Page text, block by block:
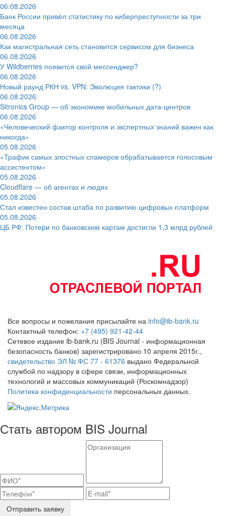
06.08.2026
Банк России привёл статистику по киберпреступности за три
месяца
06.08.2026
Как магистральная сеть становится сервисом для бизнеса
06.08.2026
У Wildberries появится свой мессенджер?
06.08.2026
Новый раунд РКН vs. VPN: Эволюция тактики (?)
06.08.2026
Sitronics Group — об экономике мобильных дата-центров
06.08.2026
«Человеческий фактор контроля и экспертных знаний важен как
никогда»
05.08.2026
«Трафик самых злостных спамеров обрабатывается голосовым
ассистентом»
05.08.2026
Cloudflare — об агентах и людях
05.08.2026
Стал известен состав штаба по развитию цифровых платформ
05.08.2026
ЦБ РФ: Потери по банковским картам достигли 1,3 млрд рублей
Все вопросы и пожелания присылайте на info@ib-bank.ru
Контактный телефон: +7 (495) 921-42-44
Сетевое издание ib-bank.ru (BIS Journal - информационная
безопасность банков) зарегистрировано 10 апреля 2015г.,
свидетельство ЭЛ № ФС 77 - 61376 выдано Федеральной
службой по надзору в сфере связи, информационных
технологий и массовых коммуникаций (Роскомнадзор)
Политика конфиденциальности персональных данных.
Стать автором BIS Journal
Отправить заявку